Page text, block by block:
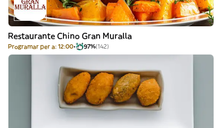
Restaurante Chino Gran Muralla
Programar per a: 12:00 97%(142)